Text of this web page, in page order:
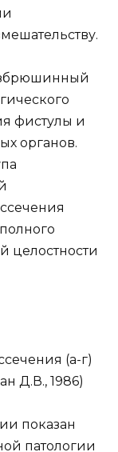
фистулы и
органов.
целостности
(а-г)
Д.В., 1986)
показан
патологии